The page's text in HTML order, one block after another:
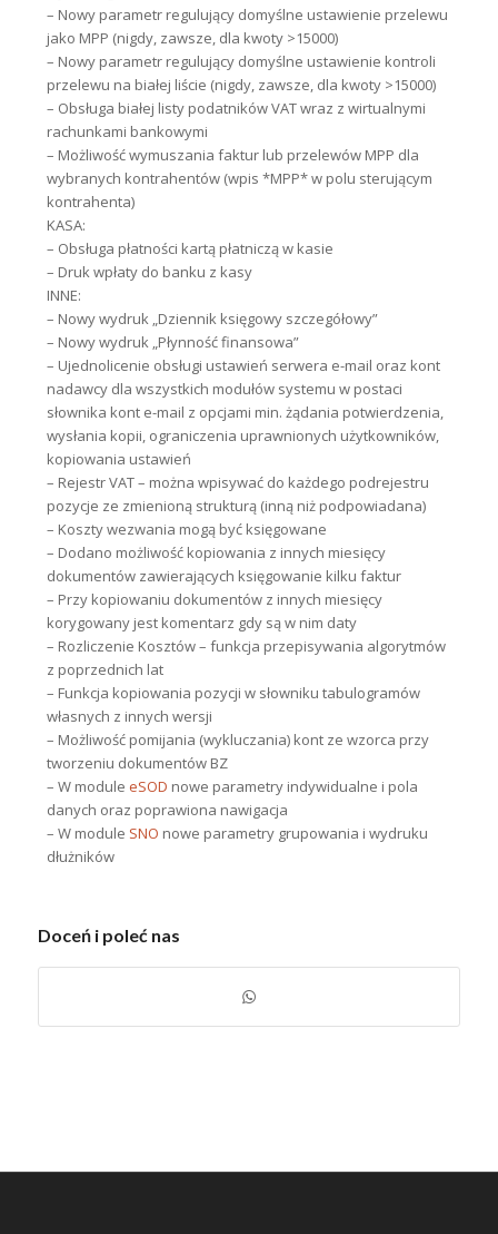
– Nowy parametr regulujący domyślne ustawienie przelewu
jako MPP (nigdy, zawsze, dla kwoty >15000)
– Nowy parametr regulujący domyślne ustawienie kontroli
przelewu na białej liście (nigdy, zawsze, dla kwoty >15000)
– Obsługa białej listy podatników VAT wraz z wirtualnymi
rachunkami bankowymi
– Możliwość wymuszania faktur lub przelewów MPP dla
wybranych kontrahentów (wpis *MPP* w polu sterującym
kontrahenta)
KASA:
– Obsługa płatności kartą płatniczą w kasie
– Druk wpłaty do banku z kasy
INNE:
– Nowy wydruk „Dziennik księgowy szczegółowy”
– Nowy wydruk „Płynność finansowa”
– Ujednolicenie obsługi ustawień serwera e-mail oraz kont
nadawcy dla wszystkich modułów systemu w postaci
słownika kont e-mail z opcjami min. żądania potwierdzenia,
wysłania kopii, ograniczenia uprawnionych użytkowników,
kopiowania ustawień
– Rejestr VAT – można wpisywać do każdego podrejestru
pozycje ze zmienioną strukturą (inną niż podpowiadana)
– Koszty wezwania mogą być księgowane
– Dodano możliwość kopiowania z innych miesięcy
dokumentów zawierających księgowanie kilku faktur
– Przy kopiowaniu dokumentów z innych miesięcy
korygowany jest komentarz gdy są w nim daty
– Rozliczenie Kosztów – funkcja przepisywania algorytmów
z poprzednich lat
– Funkcja kopiowania pozycji w słowniku tabulogramów
własnych z innych wersji
– Możliwość pomijania (wykluczania) kont ze wzorca przy
tworzeniu dokumentów BZ
– W module eSOD nowe parametry indywidualne i pola
danych oraz poprawiona nawigacja
– W module SNO nowe parametry grupowania i wydruku
dłużników
Doceń i poleć nas